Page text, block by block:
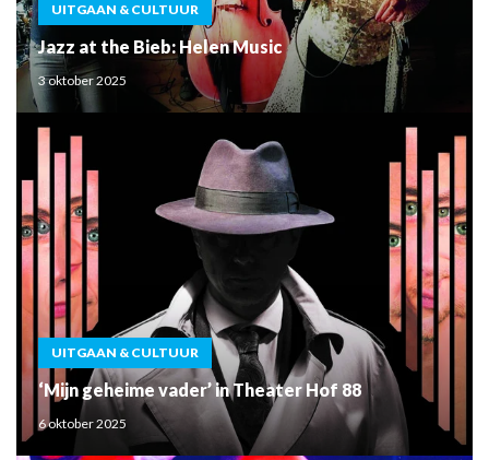
UITGAAN & CULTUUR
Jazz at the Bieb: Helen Music
3 oktober 2025
UITGAAN & CULTUUR
‘Mijn geheime vader’ in Theater Hof 88
6 oktober 2025